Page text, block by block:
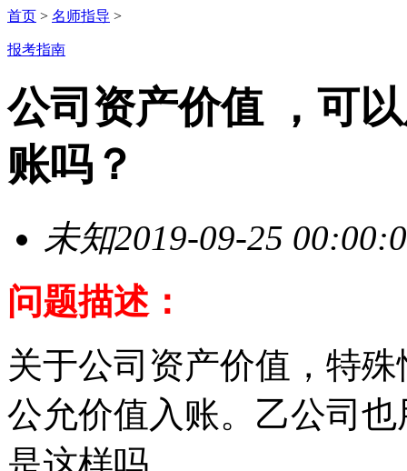
首页 > 名师指导 >
报考指南
公司资产价值 ，可
账吗？
未知2019-09-25
问题描述：
关于公司资产价值，特
公允价值入账。乙公司
是这样吗